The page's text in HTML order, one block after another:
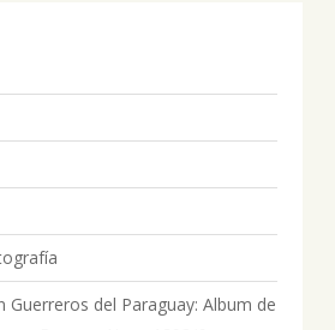
Guerreros del Paraguay: Album de